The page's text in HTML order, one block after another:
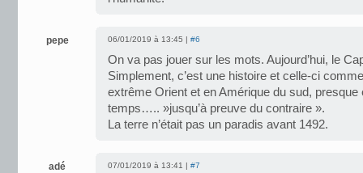
pepe 06/01/2019 à 13:45 | #6
On va pas jouer sur les mots. Aujourd’hui, le
Simplement, c’est une histoire et celle-ci
extrême Orient et en Amérique du sud, presque
temps….. »jusqu’à preuve du contraire ».
La terre n’était pas un paradis avant 1492.
adé 07/01/2019 à 13:41 | #7